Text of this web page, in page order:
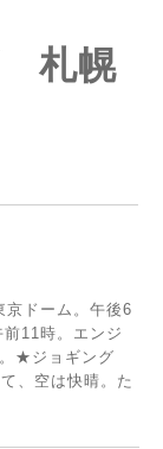
札幌
ドーム。午後6
11時。エンジ
。★ジョギング
、空は快晴。た